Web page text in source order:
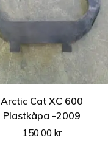
Arctic Cat XC 600
Plastkåpa -2009
150.00 kr